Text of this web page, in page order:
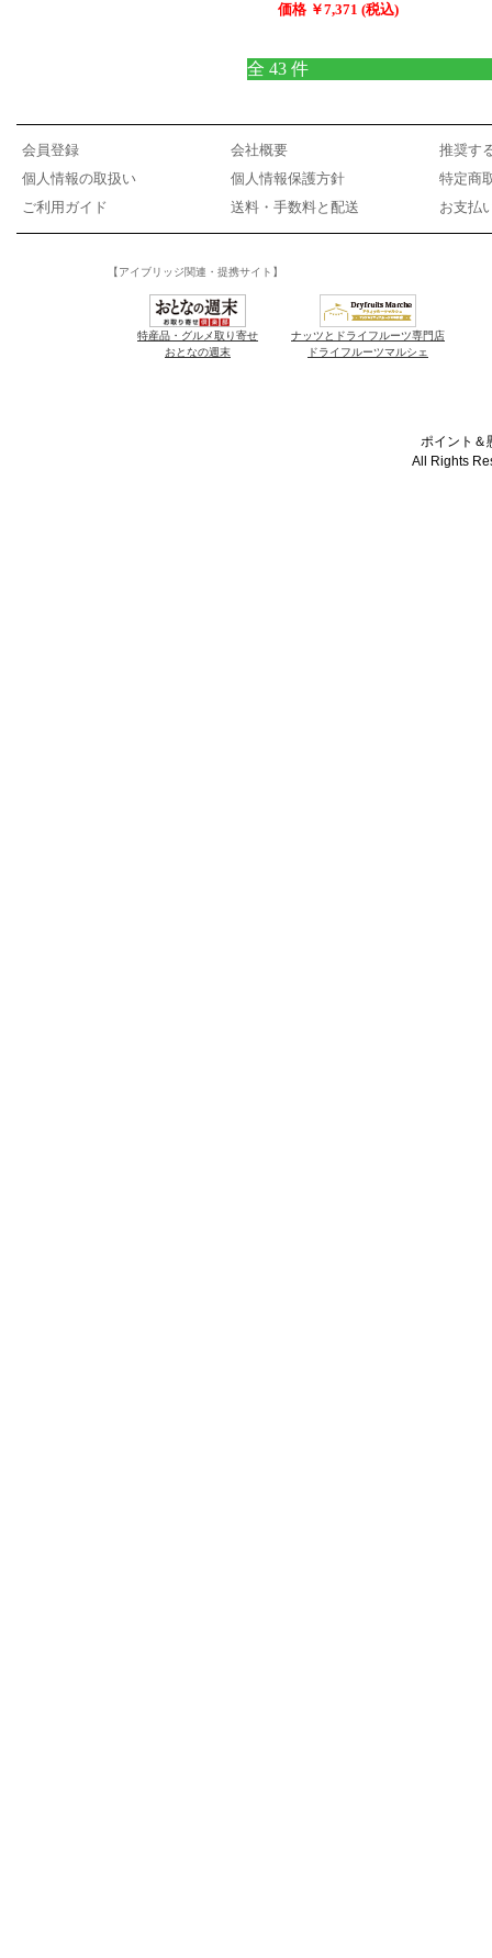
価格 ￥7,371 (税込)
全 43 件
会員登録 会社概要
推奨す
個人情報の取扱い
個人情報保護方針
特定商
ご利用ガイド
送料・手数料と配送 お支払
【アイブリッジ関連・提携サイト】
特産品・グルメ取り寄せ
おとなの週末
ナッツとドライフルーツ専門店
ドライフルーツマルシェ
ポイント＆
All Rights